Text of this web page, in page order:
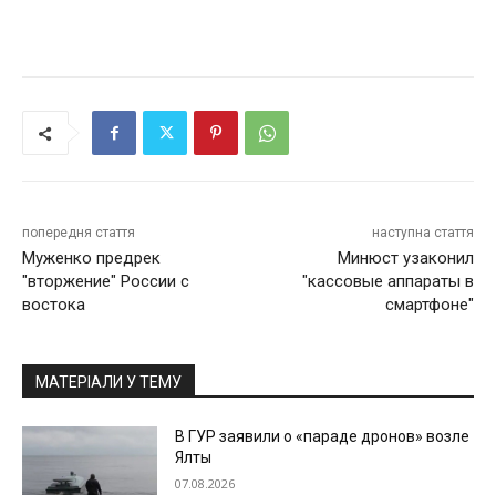
попередня стаття
Муженко предрек
"вторжение" России с
востока
наступна стаття
Минюст узаконил
"кассовые аппараты в
смартфоне"
МАТЕРІАЛИ У ТЕМУ
В ГУР заявили о «параде дронов» возле
Ялты
07.08.2026